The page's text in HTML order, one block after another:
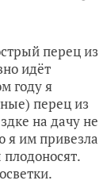
перец из
идёт
году я
перец из
на дачу не
я им привезла